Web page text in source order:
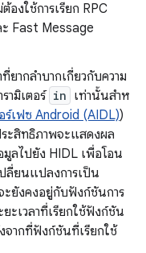
องใช้การเรียก RPC
Fast Message
ากลำบากเกี่ยวกับความ
ามิเตอร์ in เท่านั้นสําห
ร์เฟซ Android (AIDL))
ะสิทธิภาพจะแสดงผล
มูลไปยัง HIDL เพื่อโอน
ลี่ยนแปลงการเป็น
ะยังคงอยู่กับฟังก์ชันการ
ะเวลาที่เรียกใช้ฟังก์ชัน
ากที่ฟังก์ชันที่เรียกใช้